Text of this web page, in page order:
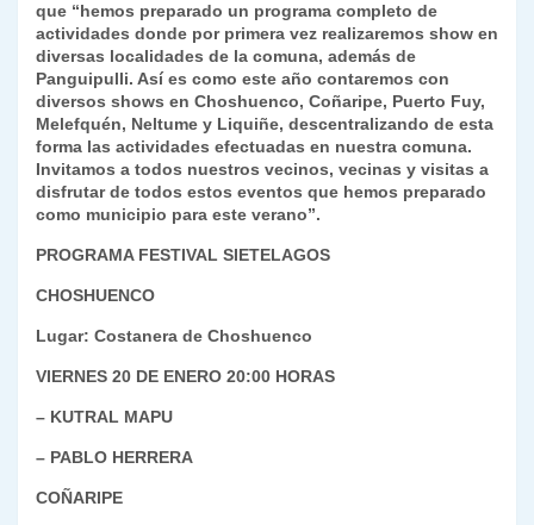
que “hemos preparado un programa completo de
actividades donde por primera vez realizaremos show en
diversas localidades de la comuna, además de
Panguipulli. Así es como este año contaremos con
diversos shows en Choshuenco, Coñaripe, Puerto Fuy,
Melefquén, Neltume y Liquiñe, descentralizando de esta
forma las actividades efectuadas en nuestra comuna.
Invitamos a todos nuestros vecinos, vecinas y visitas a
disfrutar de todos estos eventos que hemos preparado
como municipio para este verano”.
PROGRAMA FESTIVAL SIETELAGOS
CHOSHUENCO
Lugar: Costanera de Choshuenco
VIERNES 20 DE ENERO 20:00 HORAS
– KUTRAL MAPU
– PABLO HERRERA
COÑARIPE